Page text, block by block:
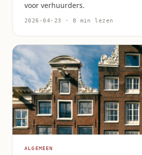
voor verhuurders.
2026-04-23 · 8 min lezen
ALGEMEEN